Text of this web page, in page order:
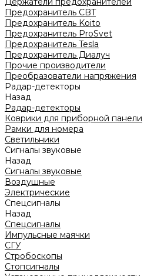
Предохранитель CBT
Предохранитель Koito
Предохранитель ProSvet
Предохранитель Tesla
Предохранитель Диалуч
Прочие производители
Преобразователи напряжения
Радар-детекторы
Назад
Радар-детекторы
Коврики для приборной панели
Рамки для номера
Светильники
Сигналы звуковые
Назад
Сигналы звуковые
Воздушные
Электрические
Спецсигналы
Назад
Спецсигналы
Импульсные маячки
СГУ
Стробоскопы
Стопсигналы